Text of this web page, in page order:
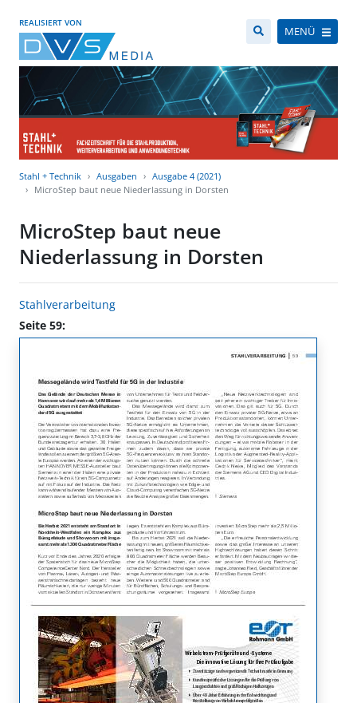
REALISIERT VON
MENÜ
Stahl + Technik Ausgaben
Ausgabe 4 (2021)
MicroStep baut neue Niederlassung in Dorsten
MicroStep baut neue
Niederlassung in Dorsten
Stahlverarbeitung
Seite 59: